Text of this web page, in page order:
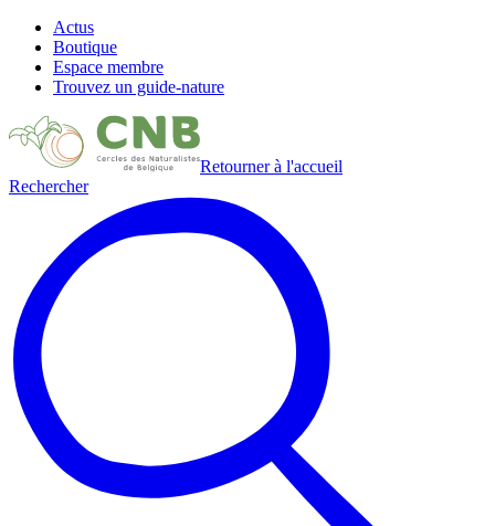
Actus
Boutique
Espace membre
Trouvez un guide-nature
Retourner à l'accueil
Rechercher